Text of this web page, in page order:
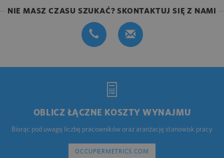
NIE MASZ CZASU SZUKAĆ? SKONTAKTUJ SIĘ Z NAMI
OBLICZ ŁĄCZNE KOSZTY WYNAJMU
Biorąc pod uwagę liczbę pracowników oraz aranżację stanowisk pracy
OCCUPIERMETRICS.COM